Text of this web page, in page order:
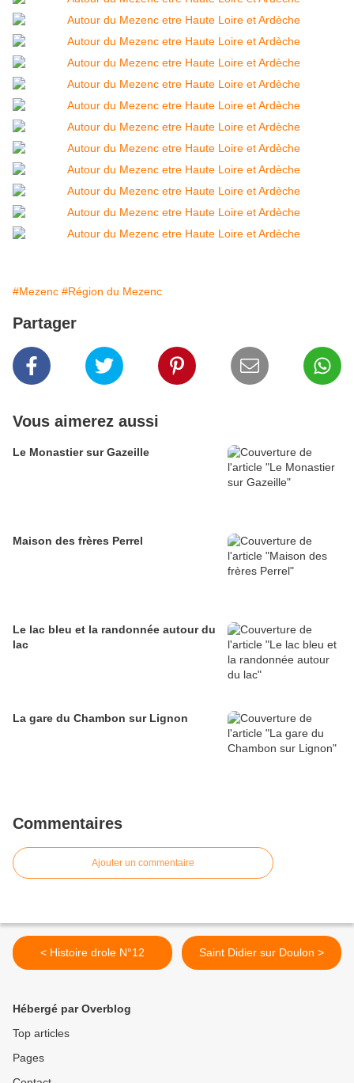
#Mezenc #Région du Mezenc
Partager
Vous aimerez aussi
Le Monastier sur Gazeille
Maison des frères Perrel
Le lac bleu et la randonnée autour du
lac
La gare du Chambon sur Lignon
Commentaires
Ajouter un commentaire
< Histoire drole N°12 Saint Didier sur Doulon >
Hébergé par Overblog
Top articles
Pages